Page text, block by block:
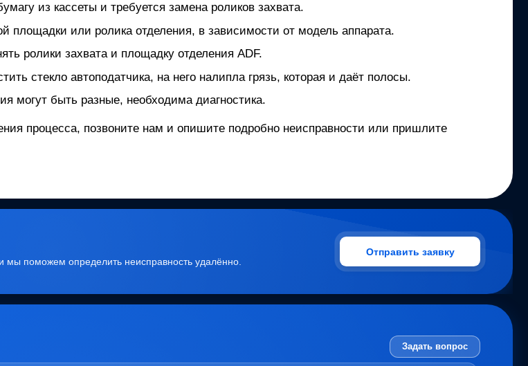
из кассеты и требуется замена роликов захвата.
площадки или ролика отделения, в зависимости от модель аппарата.
ролики захвата и площадку отделения ADF.
стекло автоподатчика, на него налипла грязь, которая и даёт полосы.
могут быть разные, необходима диагностика.
процесса, позвоните нам и опишите подробно неисправности или пришлите
поможем определить неисправность удалённо.
Отправить заявку
Задать вопрос